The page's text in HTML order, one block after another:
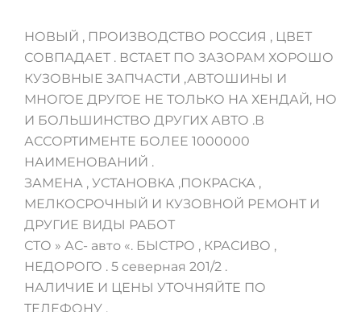
НОВЫЙ , ПРОИЗВОДСТВО РОССИЯ , ЦВЕТ
СОВПАДАЕТ . ВСТАЕТ ПО ЗАЗОРАМ ХОРОШО
КУЗОВНЫЕ ЗАПЧАСТИ ,АВТОШИНЫ И
МНОГОЕ ДРУГОЕ НЕ ТОЛЬКО НА ХЕНДАЙ, НО
И БОЛЬШИНСТВО ДРУГИХ АВТО .В
АССОРТИМЕНТЕ БОЛЕЕ 1000000
НАИМЕНОВАНИЙ .
ЗАМЕНА , УСТАНОВКА ,ПОКРАСКА ,
МЕЛКОСРОЧНЫЙ И КУЗОВНОЙ РЕМОНТ И
ДРУГИЕ ВИДЫ РАБОТ
СТО » АС- авто «. БЫСТРО , КРАСИВО ,
НЕДОРОГО . 5 северная 201/2 .
НАЛИЧИЕ И ЦЕНЫ УТОЧНЯЙТЕ ПО
ТЕЛЕФОНУ .